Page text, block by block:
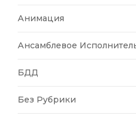
Анимация
Ансамблевое
БДД
Без Рубрики